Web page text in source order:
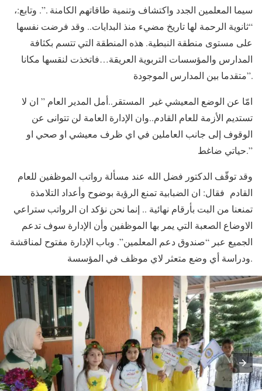
سيما المعلمين الجدد واكتشاف وتنمية طاقاتهم الكامنة .”. وتابع:،
“ثانوية الرحمة لها تاريخ مضيء منذ البدايات.. وقد فرضت نفسها
على مستوى منطقة النبطية. هذه المنطقة التي تتسم بكثافة
المدارس والمؤسسات التربوية العريقة…فاتخذت لنقسها مكانا
متقدما بين المدارس الموجودة”.
امّا عن الوضع المعيشي غير المستقر..أمل المدير العام ” ان لا
تستديم الأزمة للعام القادم..وان الإدارة العامة لن تتوانى عن
الوقوف إلى جانب العاملين في اي ظرف معيشي او صحي او
حياتي ضاغط.”
وقد توقّف الدكتور فضل الله عند مسألة رواتب الموظفين للعام
القادم فقال: ان الضبابية تمنع الرؤية بوضوح وأعداد التلامذة
تمنعنا من البت بأرقام نهائية .. إنما نحن نؤكد ان الرواتب ستراعي
الاوضاع الصعبة التي يمر بها الموظفين وأن الإدارة سوف تدعم
الجميع عبر “صندوق دعم المعلمين”. وباب الإدارة مفتوح لمناقشة
ودراسة أي وضع متعثر لاي موظف في المؤسسة.